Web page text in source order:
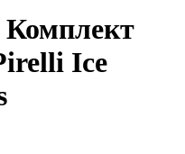
Комплект
Ice